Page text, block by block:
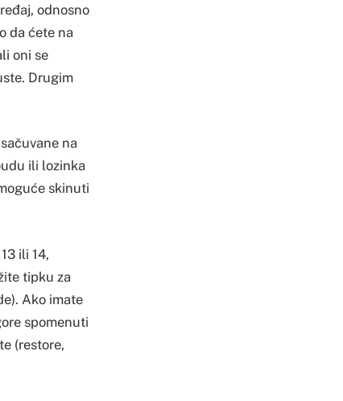
odnosno
da ćete na
oni se
Drugim
na
ili lozinka
skinuti
ili 14,
tipku za
Ako imate
spomenuti
(restore,